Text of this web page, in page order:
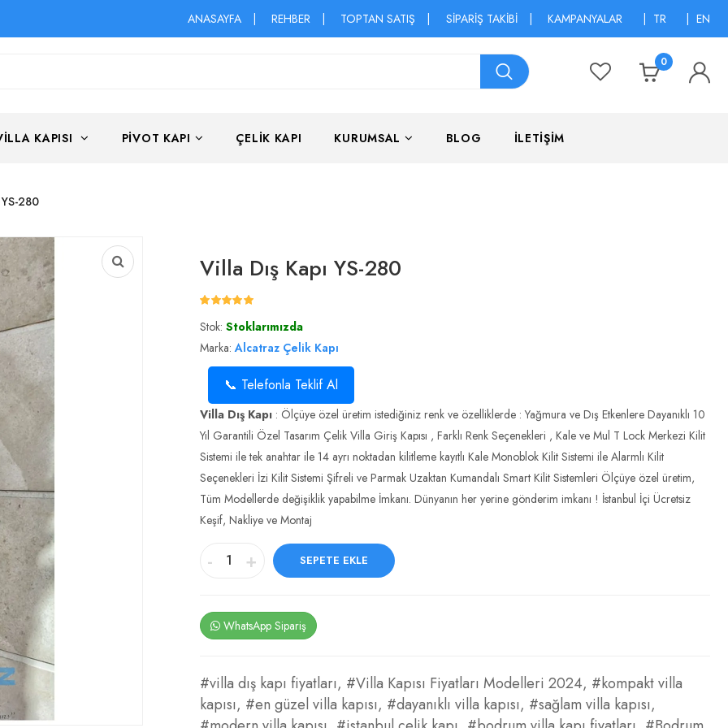
ANASAYFA REHBER TOPTAN SATIŞ SİPARİŞ TAKİBİ KAMPANYALAR TR EN
0
KAPISI PIVOT KAPI ÇELIK KAPI KURUMSAL BLOG İLETİŞİM
280
Villa Dış Kapı YS-280
Stok:Stoklarımızda
Marka:Alcatraz Çelik Kapı
📞 Telefonla Teklif Al
Villa Dış Kapı : Ölçüye özel üretim istediğiniz renk ve özelliklerde : Yağmura ve Dış Etkenlere Dayanıklı 10
Yıl Garantili Özel Tasarım Çelik Villa Giriş Kapısı , Farklı Renk Seçenekleri , Kale ve Mul T Lock Merkezi Kilit
Sistemi ile tek anahtar ile 14 ayrı noktadan kilitleme kayıtlı Kale Monoblok Kilit Sistemi ile Alarmlı Kilit
Seçenekleri İzi Kilit Sistemi Şifreli ve Parmak Uzaktan Kumandalı Smart Kilit Sistemleri Ölçüye özel üretim,
Tüm Modellerde değişiklik yapabilme İmkanı. Dünyanın her yerine gönderim imkanı ! İstanbul İçi Ücretsiz
Keşif, Nakliye ve Montaj
- + SEPETE EKLE
WhatsApp Sipariş
#villa dış kapı fiyatları, #Villa Kapısı Fiyatları Modelleri 2024, #kompakt villa
kapısı, #en güzel villa kapısı, #dayanıklı villa kapısı, #sağlam villa kapısı,